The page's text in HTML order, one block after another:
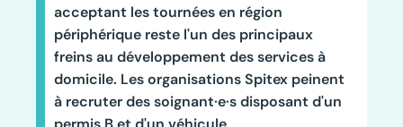
acceptant les tournées en région
périphérique reste l'un des principaux
freins au développement des services à
domicile. Les organisations Spitex peinent
à recruter des soignant·e·s disposant d'un